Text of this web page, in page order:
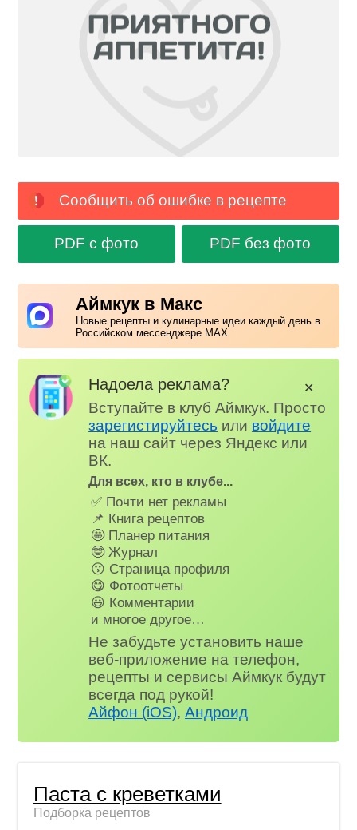
Сообщить об ошибке в рецепте
PDF с фото PDF без фото
Аймкук в Макс
Новые рецепты и кулинарные идеи каждый день в
Российском мессенджере MAX
Надоела реклама?
Вступайте в клуб Аймкук. Просто
зарегистируйтесь или войдите
на наш сайт через Яндекс или
ВК.
Для всех, кто в клубе...
✅ Почти нет рекламы
📌 Книга рецептов
🤩 Планер питания
🤓 Журнал
😗 Страница профиля
😋 Фотоотчеты
😃 Комментарии
и многое другое…
Не забудьте установить наше
веб-приложение на телефон,
рецепты и сервисы Аймкук будут
всегда под рукой!
Айфон (iOS),Андроид
✕
Паста с креветками
Подборка рецептов